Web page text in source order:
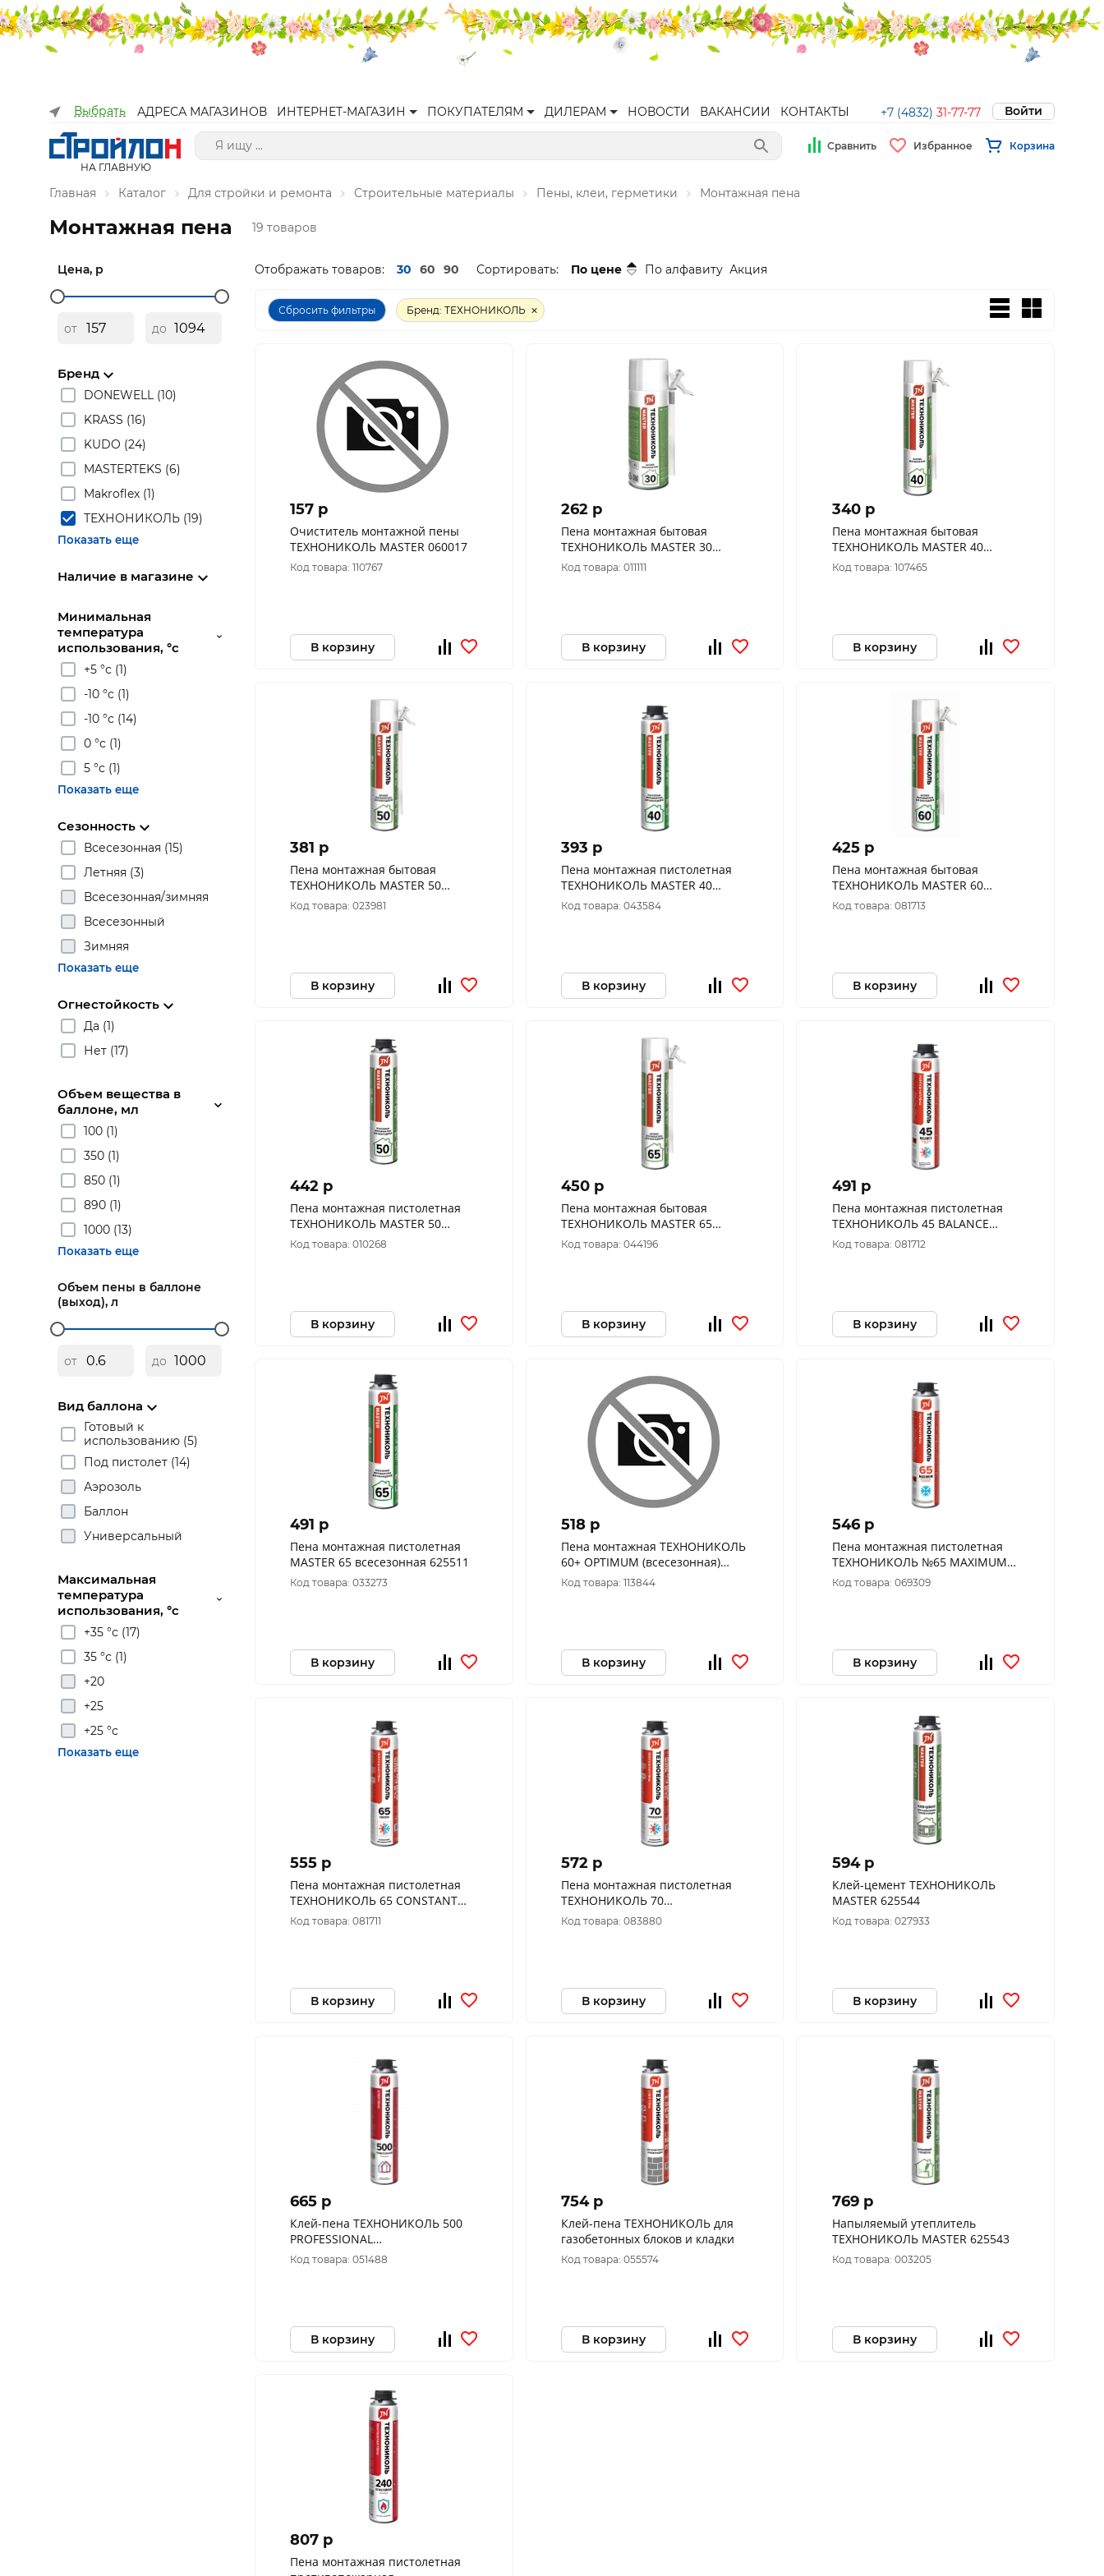
Выбрать АДРЕСА МАГАЗИНОВ ИНТЕРНЕТ-МАГАЗИН ПОКУПАТЕЛЯМ ДИЛЕРАМ НОВОСТИ ВАКАНСИИ КОНТАКТЫ +7 (4832) 31-77-77 Войти
НА ГЛАВНУЮ
Сравнить Избранное Корзина
Главная Каталог Для стройки и ремонта Строительные материалы Пены, клеи, герметики Монтажная пена
Монтажная пена 19 товаров
Цена, р
от до
Бренд
DONEWELL (10)
KRASS (16)
KUDO (24)
MASTERTEKS (6)
Makroflex (1)
ТЕХНОНИКОЛЬ (19)
Показать еще
Наличие в магазине
Минимальная
температура
использования, °с
+5 °с (1)
-10 °c (1)
-10 °с (14)
0 °с (1)
5 °с (1)
Показать еще
Сезонность
Всесезонная (15)
Летняя (3)
Всесезонная/зимняя
Всесезонный
Зимняя
Показать еще
Огнестойкость
Да (1)
Нет (17)
Объем вещества в
баллоне, мл
100 (1)
350 (1)
850 (1)
890 (1)
1000 (13)
Показать еще
Объем пены в баллоне
(выход), л
от до
Вид баллона
Готовый к
использованию (5)
Под пистолет (14)
Аэрозоль
Баллон
Универсальный
Максимальная
температура
использования, °с
+35 °с (17)
35 °с (1)
+20
+25
+25 °с
Показать еще
Отображать товаров: 30 60 90 Сортировать: По цене По алфавиту Акция
Сбросить фильтры Бренд: ТЕХНОНИКОЛЬ
157 p
Очиститель монтажной пены
ТЕХНОНИКОЛЬ MASTER 060017
Код товара: 110767
В корзину
262 p
Пена монтажная бытовая
ТЕХНОНИКОЛЬ MASTER 30
060018
Код товара: 011111
В корзину
340 p
Пена монтажная бытовая
ТЕХНОНИКОЛЬ MASTER 40
625509
Код товара: 107465
В корзину
381 p
Пена монтажная бытовая
ТЕХНОНИКОЛЬ MASTER 50
625508
Код товара: 023981
В корзину
393 p
Пена монтажная пистолетная
ТЕХНОНИКОЛЬ MASTER 40
всесезонная 625516
Код товара: 043584
В корзину
425 p
Пена монтажная бытовая
ТЕХНОНИКОЛЬ MASTER 60
625507
Код товара: 081713
В корзину
442 p
Пена монтажная пистолетная
ТЕХНОНИКОЛЬ MASTER 50
всесезонная 625515
Код товара: 010268
В корзину
450 p
Пена монтажная бытовая
ТЕХНОНИКОЛЬ MASTER 65
625506
Код товара: 044196
В корзину
491 p
Пена монтажная пистолетная
ТЕХНОНИКОЛЬ 45 BALANCE
всесезонная, 12*750 гр. проф
528372
Код товара: 081712
В корзину
491 p
Пена монтажная пистолетная
MASTER 65 всесезонная 625511
Код товара: 033273
В корзину
518 p
Пена монтажная ТЕХНОНИКОЛЬ
60+ OPTIMUM (всесезонная)
625539
Код товара: 113844
В корзину
546 p
Пена монтажная пистолетная
ТЕХНОНИКОЛЬ №65 MAXIMUM
всесезон., 12*990гр 528370
Код товара: 069309
В корзину
555 p
Пена монтажная пистолетная
ТЕХНОНИКОЛЬ 65 CONSTANT
всесезонная, 12*990 гр. 528371
Код товара: 081711
В корзину
572 p
Пена монтажная пистолетная
ТЕХНОНИКОЛЬ 70
PROFESSIONAL всесезонная,
12*1 020 гр. 528369
Код товара: 083880
В корзину
594 p
Клей-цемент ТЕХНОНИКОЛЬ
MASTER 625544
Код товара: 027933
В корзину
665 p
Клей-пена ТЕХНОНИКОЛЬ 500
PROFESSIONAL
универсальный,12*740
гр.528379,52837
Код товара: 051488
В корзину
754 p
Клей-пена ТЕХНОНИКОЛЬ для
газобетонных блоков и кладки
Код товара: 055574
В корзину
769 p
Напыляемый утеплитель
ТЕХНОНИКОЛЬ MASTER 625543
Код товара: 003205
В корзину
807 p
Пена монтажная пистолетная